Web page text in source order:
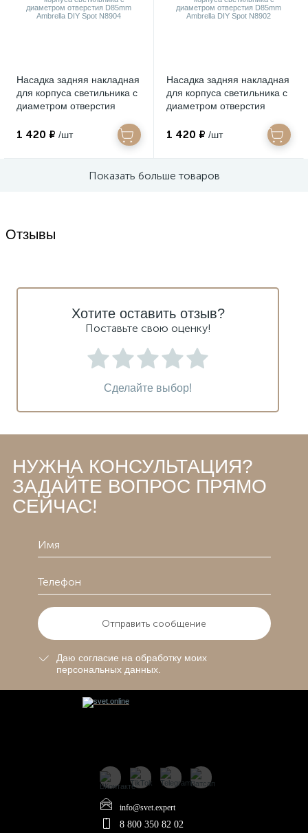
Насадка задняя накладная
для корпуса светильника с
диаметром отверстия
N8904
1 420 ₽ /шт
Насадка задняя накладная
для корпуса светильника с
диаметром отверстия
N8902
1 420 ₽ /шт
Показать больше товаров
Отзывы
Хотите оставить отзыв?
Поставьте свою оценку!
Сделайте выбор!
НУЖНА КОНСУЛЬТАЦИЯ?
ЗАДАЙТЕ ВОПРОС ПРЯМО
СЕЙЧАС!
Отправить сообщение
Даю согласие на обработку моих
персональных данных.
info@svet.expert
8 800 350 82 02